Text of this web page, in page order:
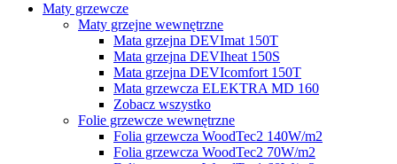
Maty grzewcze
Maty grzejne wewnętrzne
Mata grzejna DEVImat 150T
Mata grzejna DEVIheat 150S
Mata grzejna DEVIcomfort 150T
Mata grzewcza ELEKTRA MD 160
Zobacz wszystko
Folie grzewcze wewnętrzne
Folia grzewcza WoodTec2 140W/m2
Folia grzewcza WoodTec2 70W/m2